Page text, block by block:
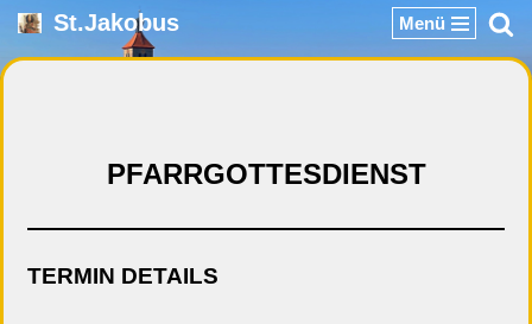
Zum
St.Jakobus Menü
PFARRGOTTESDIENST
TERMIN DETAILS